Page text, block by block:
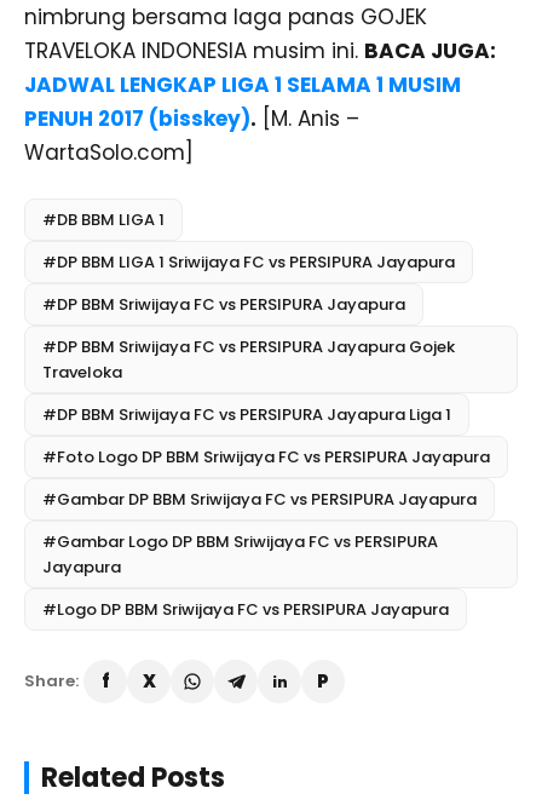
nimbrung bersama laga panas GOJEK
TRAVELOKA INDONESIA musim ini. BACA JUGA:
JADWAL LENGKAP LIGA 1 SELAMA 1 MUSIM
PENUH 2017 (bisskey). [M. Anis –
WartaSolo.com]
#DB BBM LIGA 1
#DP BBM LIGA 1 Sriwijaya FC vs PERSIPURA Jayapura
#DP BBM Sriwijaya FC vs PERSIPURA Jayapura
#DP BBM Sriwijaya FC vs PERSIPURA Jayapura Gojek
Traveloka
#DP BBM Sriwijaya FC vs PERSIPURA Jayapura Liga 1
#Foto Logo DP BBM Sriwijaya FC vs PERSIPURA Jayapura
#Gambar DP BBM Sriwijaya FC vs PERSIPURA Jayapura
#Gambar Logo DP BBM Sriwijaya FC vs PERSIPURA
Jayapura
#Logo DP BBM Sriwijaya FC vs PERSIPURA Jayapura
Share:
Related Posts